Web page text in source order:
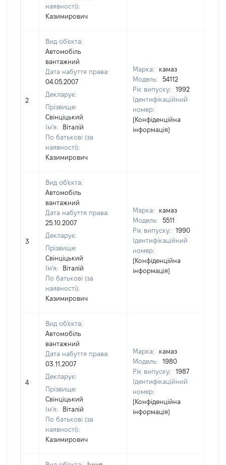
наявності):
Казимирович
2
Вид об'єкта:
Автомобіль
вантажний
Дата набуття права:
04.05.2007
Декларує:
Прізвище:
Свінціцький
Ім'я:
Віталій
По батькові (за
наявності):
Казимирович
Марка:
камаз
Модель:
54112
Рік випуску:
1992
Ідентифікаційний
номер:
[Конфіденційна
інформація]
3
Вид об'єкта:
Автомобіль
вантажний
Дата набуття права:
25.10.2007
Декларує:
Прізвище:
Свінціцький
Ім'я:
Віталій
По батькові (за
наявності):
Казимирович
Марка:
камаз
Модель:
5511
Рік випуску:
1990
Ідентифікаційний
номер:
[Конфіденційна
інформація]
4
Вид об'єкта:
Автомобіль
вантажний
Дата набуття права:
03.11.2007
Декларує:
Прізвище:
Свінціцький
Ім'я:
Віталій
По батькові (за
наявності):
Казимирович
Марка:
камаз
Модель:
1980
Рік випуску:
1987
Ідентифікаційний
номер:
[Конфіденційна
інформація]